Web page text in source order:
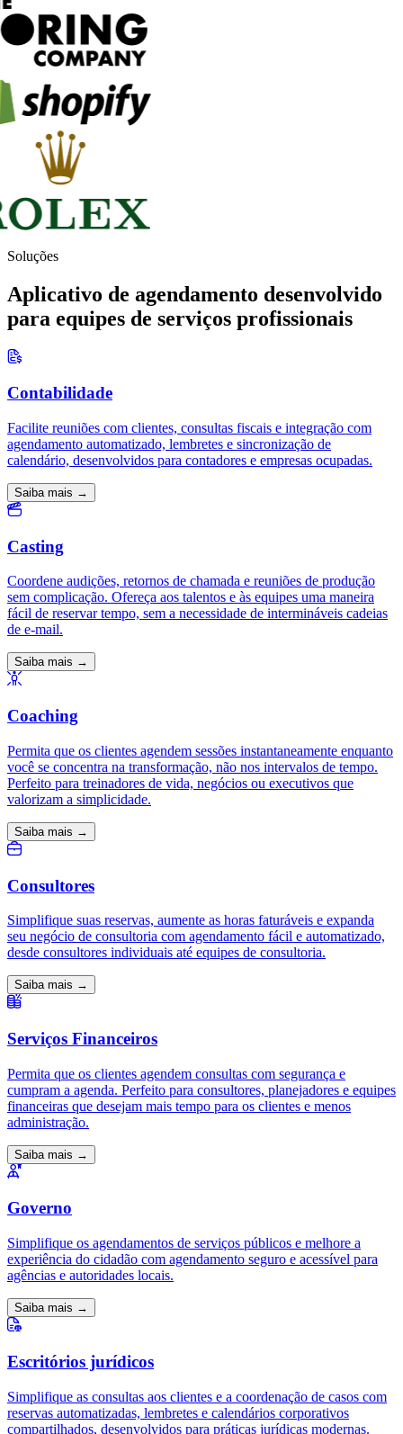
Soluções
Aplicativo de agendamento desenvolvido
para equipes de serviços profissionais
Contabilidade
Facilite reuniões com clientes, consultas fiscais e integração com
agendamento automatizado, lembretes e sincronização de
calendário, desenvolvidos para contadores e empresas ocupadas.
Saiba mais →
Casting
Coordene audições, retornos de chamada e reuniões de produção
sem complicação. Ofereça aos talentos e às equipes uma maneira
fácil de reservar tempo, sem a necessidade de intermináveis ​​cadeias
de e-mail.
Saiba mais →
Coaching
Permita que os clientes agendem sessões instantaneamente enquanto
você se concentra na transformação, não nos intervalos de tempo.
Perfeito para treinadores de vida, negócios ou executivos que
valorizam a simplicidade.
Saiba mais →
Consultores
Simplifique suas reservas, aumente as horas faturáveis ​​e expanda
seu negócio de consultoria com agendamento fácil e automatizado,
desde consultores individuais até equipes de consultoria.
Saiba mais →
Serviços Financeiros
Permita que os clientes agendem consultas com segurança e
cumpram a agenda. Perfeito para consultores, planejadores e equipes
financeiras que desejam mais tempo para os clientes e menos
administração.
Saiba mais →
Governo
Simplifique os agendamentos de serviços públicos e melhore a
experiência do cidadão com agendamento seguro e acessível para
agências e autoridades locais.
Saiba mais →
Escritórios jurídicos
Simplifique as consultas aos clientes e a coordenação de casos com
reservas automatizadas, lembretes e calendários corporativos
compartilhados, desenvolvidos para práticas jurídicas modernas.